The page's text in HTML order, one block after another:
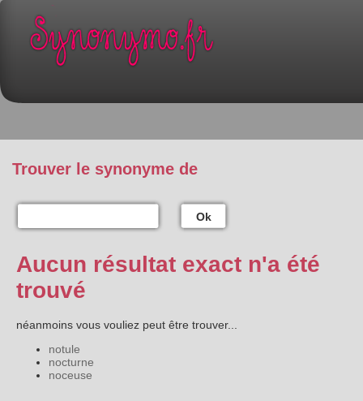
Trouver le synonyme de
Ok
Aucun résultat exact n'a été
trouvé
néanmoins vous vouliez peut être trouver...
notule
nocturne
noceuse